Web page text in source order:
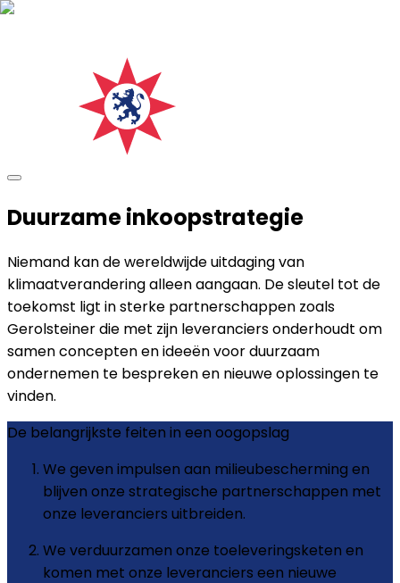
Duurzame inkoopstrategie
Niemand kan de wereldwijde uitdaging van
klimaatverandering alleen aangaan. De sleutel tot de
toekomst ligt in sterke partnerschappen zoals
Gerolsteiner die met zijn leveranciers onderhoudt om
samen concepten en ideeën voor duurzaam
ondernemen te bespreken en nieuwe oplossingen te
vinden.
De belangrijkste feiten in een oogopslag
We geven impulsen aan milieubescherming en
blijven onze strategische partnerschappen met
onze leveranciers uitbreiden.
We verduurzamen onze toeleveringsketen en
komen met onze leveranciers een nieuwe